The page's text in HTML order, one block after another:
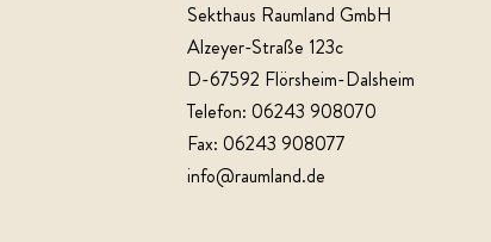
Sekthaus Raumland GmbH
Alzeyer-Straße 123c
D-67592 Flörsheim-Dalsheim
Telefon: 06243 908070
Fax: 06243 908077
info@raumland.de